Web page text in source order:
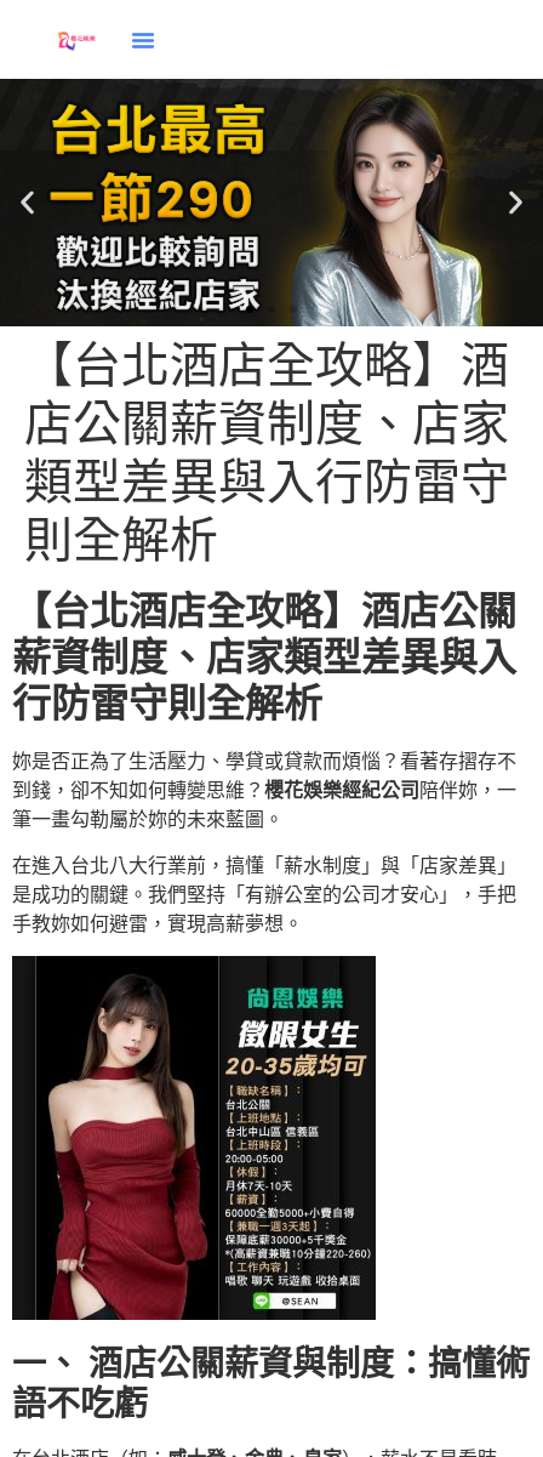
【台北酒店全攻略】酒
店公關薪資制度、店家
類型差異與入行防雷守
則全解析
【台北酒店全攻略】酒店公關
薪資制度、店家類型差異與入
行防雷守則全解析
妳是否正為了生活壓力、學貸或貸款而煩惱？看著存摺存不
到錢，卻不知如何轉變思維？ 櫻花娛樂經紀公司 陪伴妳，一
筆一畫勾勒屬於妳的未來藍圖。
在進入台北八大行業前，搞懂「薪水制度」與「店家差異」
是成功的關鍵。我們堅持「有辦公室的公司才安心」，手把
手教妳如何避雷，實現高薪夢想。
一、 酒店公關薪資與制度：搞懂術
語不吃虧